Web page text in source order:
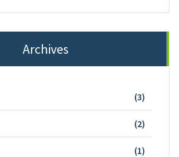
Archives
(3)
(2)
(1)